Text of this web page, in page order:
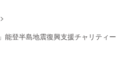
>
能登半島地震復興支援チャリティー